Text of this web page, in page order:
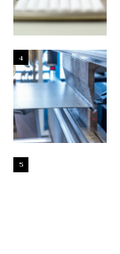
4
5